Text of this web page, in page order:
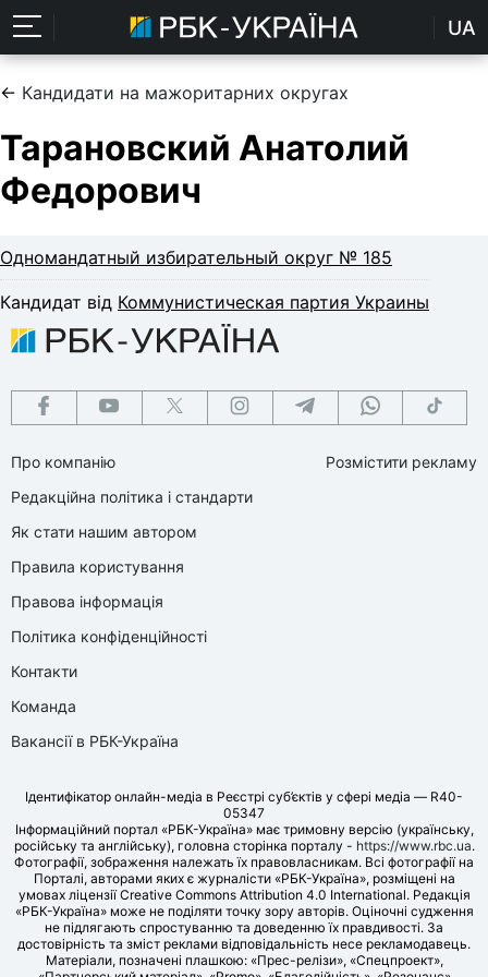
UA
← Кандидати на мажоритарних округах
Тарановский Анатолий
Федорович
Одномандатный избирательный округ № 185
Кандидат від Коммунистическая партия Украины
Про компанію
Редакційна політика і стандарти
Як стати нашим автором
Правила користування
Правова інформація
Політика конфіденційності
Контакти
Команда
Вакансії в РБК-Україна
Розмістити рекламу
Ідентифікатор онлайн-медіа в Реєстрі суб’єктів у сфері медіа — R40-
05347
Інформаційний портал «РБК-Україна» має тримовну версію (українську,
російську та англійську), головна сторінка порталу - https://www.rbc.ua.
Фотографії, зображення належать їх правовласникам. Всі фотографії на
Порталі, авторами яких є журналісти «РБК-Україна», розміщені на
умовах ліцензії Creative Commons Attribution 4.0 International. Редакція
«РБК-Україна» може не поділяти точку зору авторів. Оціночні судження
не підлягають спростуванню та доведенню їх правдивості. За
достовірність та зміст реклами відповідальність несе рекламодавець.
Матеріали, позначені плашкою: «Прес-релізи», «Спецпроект»,